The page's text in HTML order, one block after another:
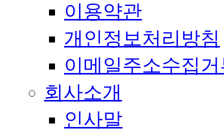
이용약관
개인정보처리방침
이메일주소수집
회사소개
인사말